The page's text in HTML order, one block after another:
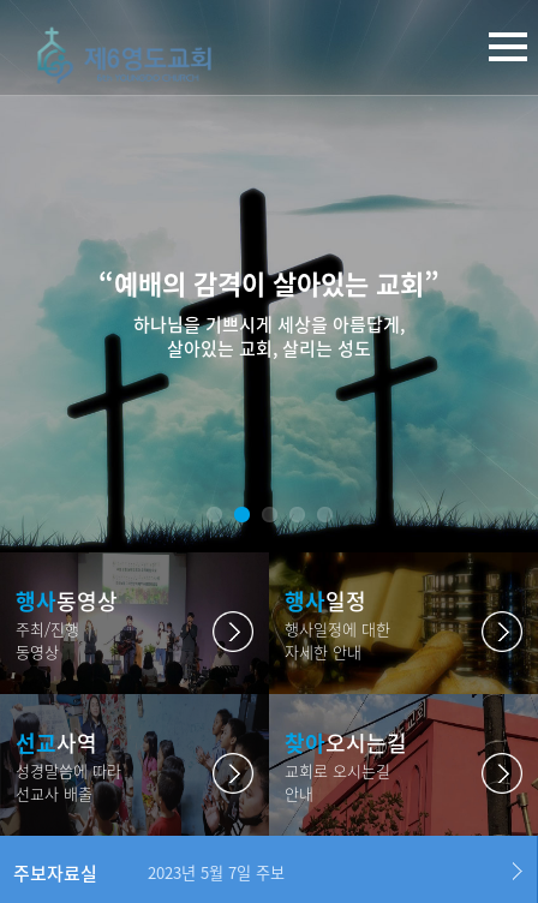
“예배의 감격이 살아있는 교회”
하나님을 기쁘시게 세상을 아름답게,
살아있는 교회, 살리는 성도
행사동영상
주최/진행
동영상
행사일정
행사일정에 대한
자세한 안내
선교사역
성경말씀에 따라
선교사 배출
찾아오시는길
교회로 오시는길
안내
주보자료실
2023년 5월 14일 주보
2023년 4월 9일 주보